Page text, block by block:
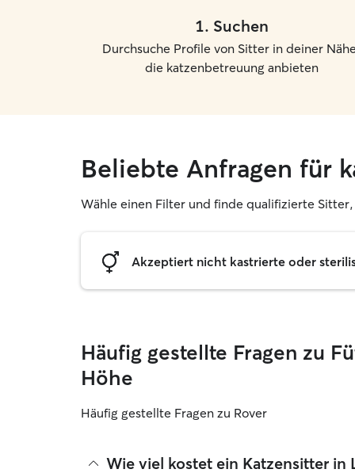
1. Suchen
Durchsuche Profile von Sitter in deiner
die katzenbetreuung anbieten
Beliebte Anfragen für
Wähle einen Filter und finde qualifizierte
Akzeptiert nicht kastrierte oder
Häufig gestellte Fragen zu
Höhe
Häufig gestellte Fragen zu Rover
Wie viel kostet ein Katzensitter